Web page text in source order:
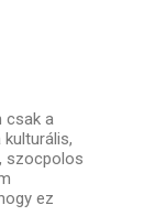
csak a
szocpolos
ez